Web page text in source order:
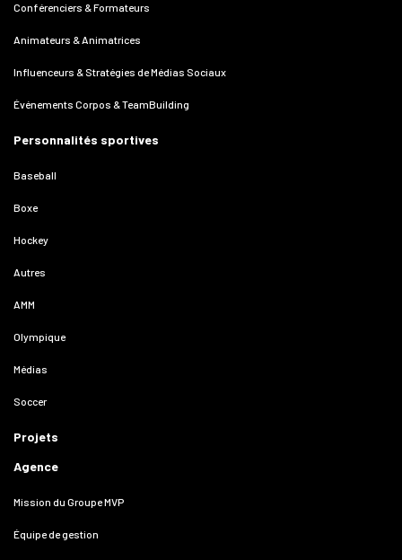
Conférenciers & Formateurs
Animateurs & Animatrices
Influenceurs & Stratégies de Médias Sociaux
Événements Corpos & TeamBuilding
Personnalités sportives
Baseball
Boxe
Hockey
Autres
AMM
Olympique
Médias
Soccer
Projets
Agence
Mission du Groupe MVP
Équipe de gestion